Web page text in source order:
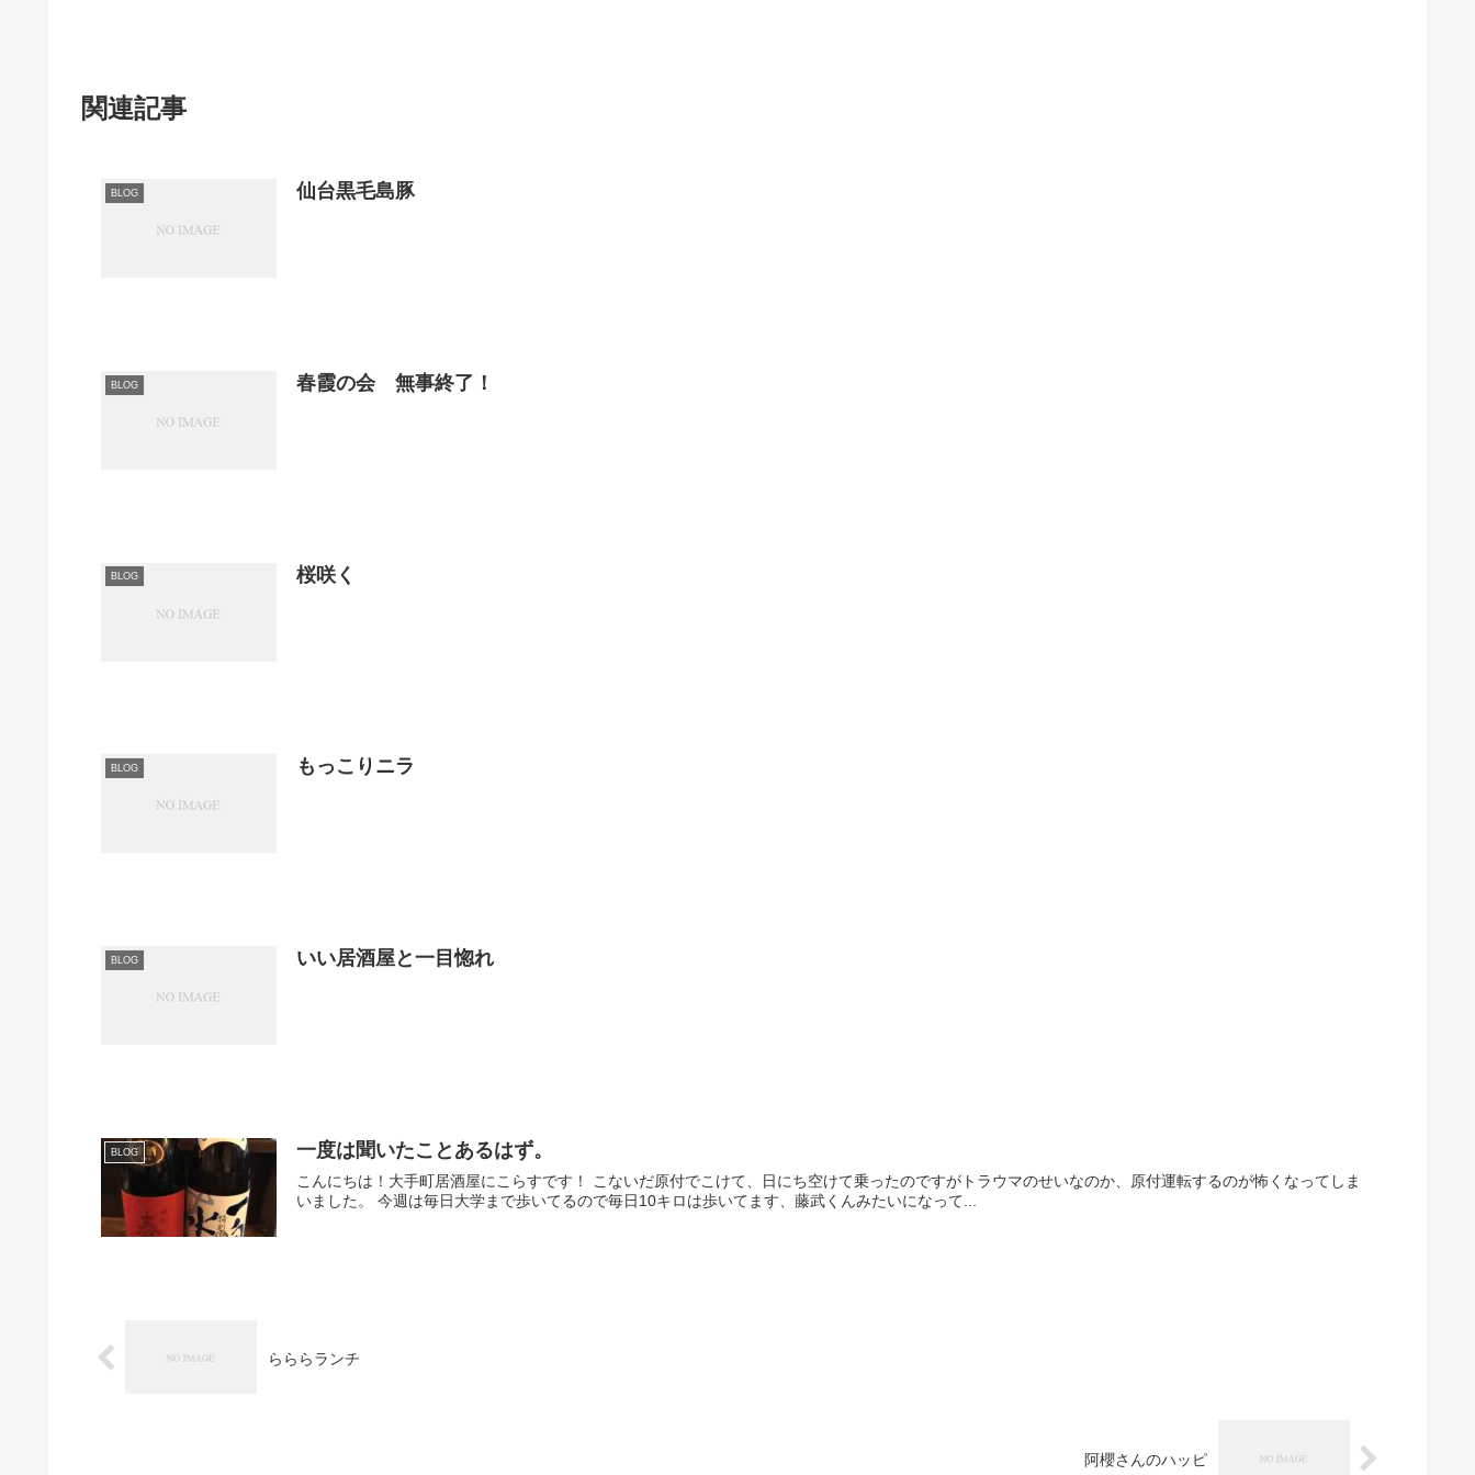
関連記事
BLOG 仙台黒毛島豚
BLOG 春霞の会 無事終了！
BLOG 桜咲く
BLOG もっこりニラ
BLOG いい居酒屋と一目惚れ
BLOG 一度は聞いたことあるはず。
こんにちは！大手町居酒屋にこらすです！ こないだ原付でこけて、日にち空けて乗ったのですがトラウマのせいなのか、原付運転するのが怖くなってしま
いました。 今週は毎日大学まで歩いてるので毎日10キロは歩いてます、藤武くんみたいになって...
らららランチ
阿櫻さんのハッピ